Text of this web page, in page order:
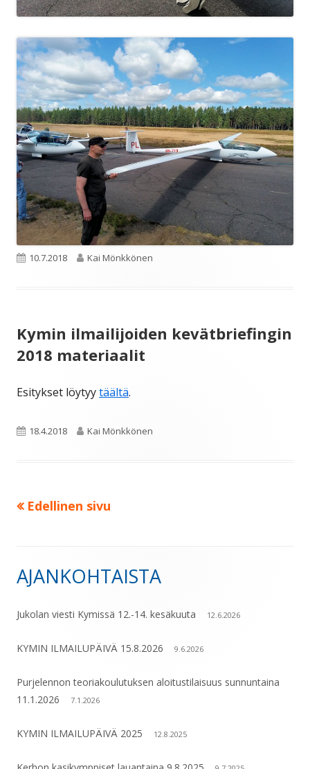
Julkaistu
10.7.2018 Kirjoittaja
Kai Mönkkönen
Kymin ilmailijoiden kevätbriefingin
2018 materiaalit
Esitykset löytyytäältä.
Julkaistu
18.4.2018 Kirjoittaja
Kai Mönkkönen
Artikkelien
Edellinen sivu
Sivupalkki
AJANKOHTAISTA
Jukolan viesti Kymissä 12.-14. kesäkuuta 12.6.2026
KYMIN ILMAILUPÄIVÄ 15.8.2026 9.6.2026
Purjelennon teoriakoulutuksen aloitustilaisuus sunnuntaina
11.1.2026
7.1.2026
KYMIN ILMAILUPÄIVÄ 2025 12.8.2025